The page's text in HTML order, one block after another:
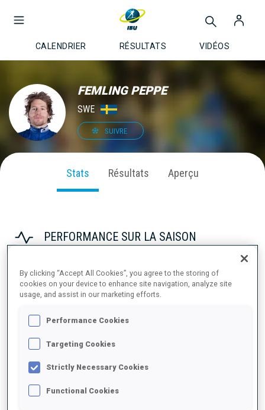
CALENDRIER RÉSULTATS VIDÉOS
FEMLING PEPPE
SWE
SUIVRE
Stats Résultats Aperçu
PERFORMANCE SUR LA SAISON
2023/2024
MOYENNE DE PERFORMANCE
RETARD SUR LE MEILLEUR CHRONO SKI
By clicking “Accept All Cookies”, you agree to the storing of
cookies on your device to enhance site navigation, analyze site
usage, and assist in our marketing efforts.
Performance Cookies
Targeting Cookies
Strictly Necessary Cookies
Functional Cookies